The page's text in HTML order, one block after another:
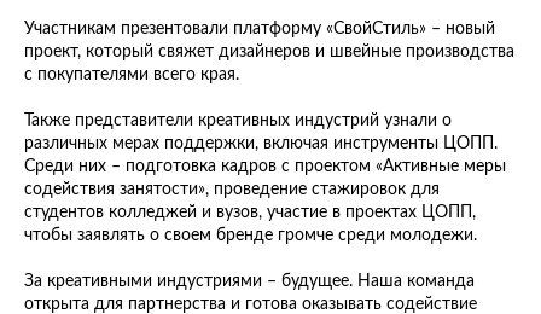
Участникам презентовали платформу «СвойСтиль» – новый
проект, который свяжет дизайнеров и швейные производства
с покупателями всего края.
Также представители креативных индустрий узнали о
различных мерах поддержки, включая инструменты ЦОПП.
Среди них – подготовка кадров с проектом «Активные меры
содействия занятости», проведение стажировок для
студентов колледжей и вузов, участие в проектах ЦОПП,
чтобы заявлять о своем бренде громче среди молодежи.
За креативными индустриями – будущее. Наша команда
открыта для партнерства и готова оказывать содействие